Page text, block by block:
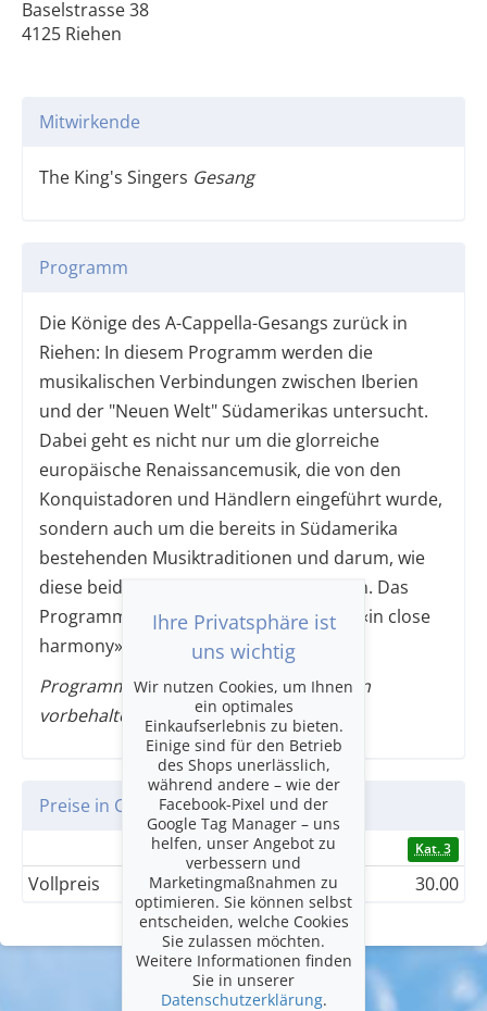
Baselstrasse 38
4125 Riehen
Mitwirkende
The King's Singers Gesang
Programm
Die Könige des A-Cappella-Gesangs zurück in
Riehen: In diesem Programm werden die
musikalischen Verbindungen zwischen Iberien
und der "Neuen Welt" Südamerikas untersucht.
Dabei geht es nicht nur um die glorreiche
europäische Renaissancemusik, die von den
Konquistadoren und Händlern eingeführt wurde,
sondern auch um die bereits in Südamerika
bestehenden Musiktraditionen und darum, wie
diese beiden miteinander verschmolzen. Das
Programm wird mit dem beliebten Teil «in close
harmony» abgeschlossen.
Programm- und Besetzungsänderungen
vorbehalten.
Preise in CHF
Kat. 1 Kat. 2 Kat. 3
Vollpreis 75.00 55.00 30.00
Ihre Privatsphäre ist
uns wichtig
Wir nutzen Cookies, um Ihnen
ein optimales
Einkaufserlebnis zu bieten.
Einige sind für den Betrieb
des Shops unerlässlich,
während andere – wie der
Facebook-Pixel und der
Google Tag Manager – uns
helfen, unser Angebot zu
verbessern und
Marketingmaßnahmen zu
optimieren. Sie können selbst
entscheiden, welche Cookies
Sie zulassen möchten.
Weitere Informationen finden
Sie in unserer
Datenschutzerklärung.